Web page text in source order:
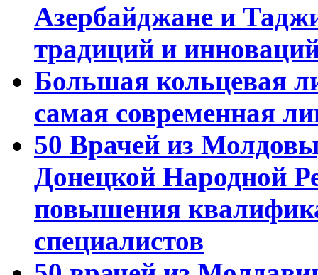
Азербайджане и
традиций и
Большая кольцевая
самая современная
50 Врачей из
Донецкой Народной
повышения
специалистов